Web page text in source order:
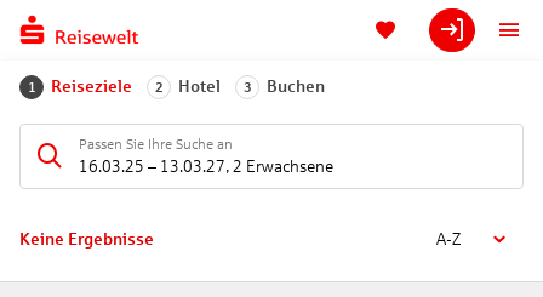
1 Reiseziele 2 Hotel 3 Buchen
Passen Sie Ihre Suche an
16.03.25 – 13.03.27, 2 Erwachsene
Keine Ergebnisse A-Z